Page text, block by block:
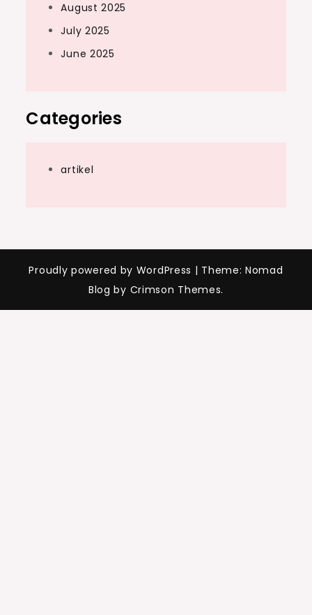
August 2025
July 2025
June 2025
Categories
artikel
Proudly powered by WordPress | Theme: Nomad
Blog by Crimson Themes.